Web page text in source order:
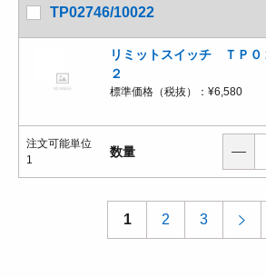
TP02746/10022
リミットスイッチ ＴＰ０
２
標準価格（税抜）： ¥6,580
注文可能単位
1
数量
1 2 3